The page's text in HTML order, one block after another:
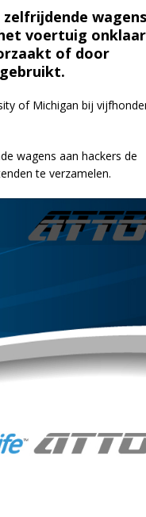
wagens
voertuig onklaar
of door
of Michigan bij
wagens aan hackers de
te verzamelen.